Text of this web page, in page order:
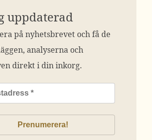
uppdaterad
på nyhetsbrevet och få de
analyserna och
direkt i din inkorg.